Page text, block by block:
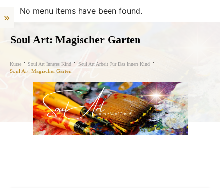
No menu items have been found.
Soul Art: Magischer Garten
Kurse Soul Art Inneres Kind Soul Art Arbeit Für Das Innere Kind
Soul Art: Magischer Garten